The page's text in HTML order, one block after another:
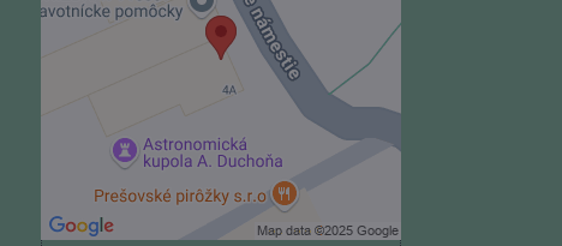
Prajete si načítať externý obsah?
Povoliť tentokrát
Povoliť a zapamätať - súhlas s
druhom cookie: Funkčné
Otvoriť obsah v novom okne